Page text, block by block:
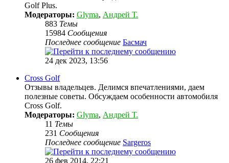
Golf Plus.
Модераторы: Glyma, Андрей Т.
883 Темы
15984 Сообщения
Последнее сообщение Басмач
24 дек 2023, 13:56
Cross Golf
Отзывы владельцев. Делимся впечатлениями, даем
полезные советы. Обсуждаем особенности автомобиля
Cross Golf.
Модераторы: Glyma, Андрей Т.
11 Темы
231 Сообщения
Последнее сообщение Sargeros
26 фев 2014, 22:21